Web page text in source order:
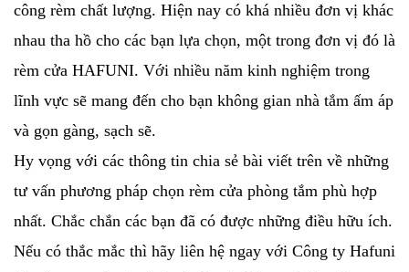
công rèm chất lượng. Hiện nay có khá nhiều đơn vị khác
nhau tha hồ cho các bạn lựa chọn, một trong đơn vị đó là
rèm cửa HAFUNI. Với nhiều năm kinh nghiệm trong
lĩnh vực sẽ mang đến cho bạn không gian nhà tắm ấm áp
và gọn gàng, sạch sẽ.
Hy vọng với các thông tin chia sẻ bài viết trên về những
tư vấn phương pháp chọn rèm cửa phòng tắm phù hợp
nhất. Chắc chắn các bạn đã có được những điều hữu ích.
Nếu có thắc mắc thì hãy liên hệ ngay với Công ty Hafuni